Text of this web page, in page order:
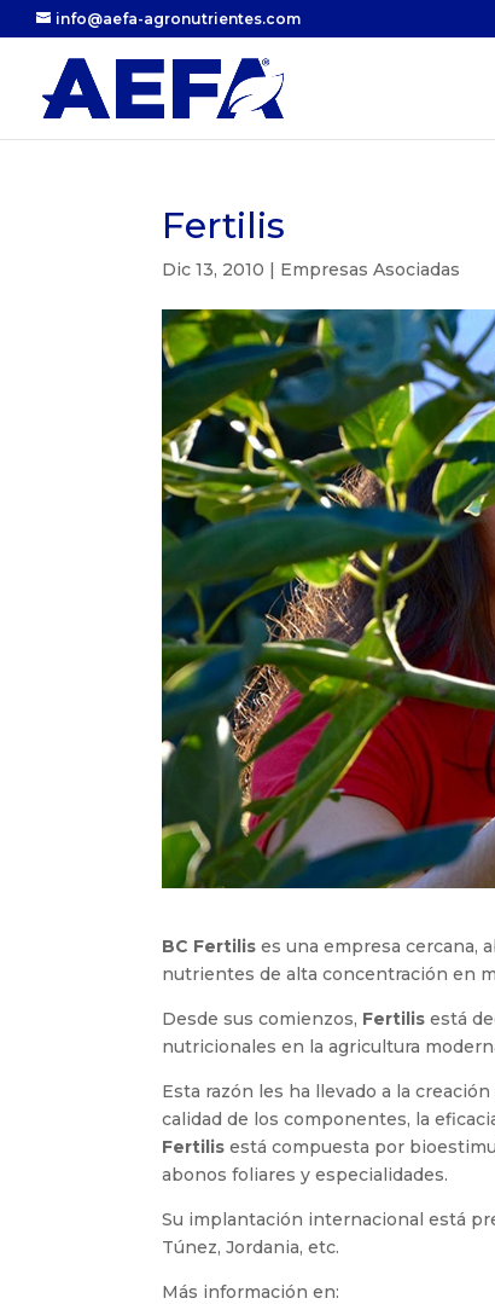
info@aefa-agronutrientes.com
Fertilis
Dic 13, 2010 | Empresas Asociadas
BC Fertilis es una empresa cercana,
nutrientes de alta concentración en
Desde sus comienzos, Fertilis está
nutricionales en la agricultura
Esta razón les ha llevado a la
calidad de los componentes, la
Fertilis está compuesta por
abonos foliares y especialidades.
Su implantación internacional está
Túnez, Jordania, etc.
Más información en: